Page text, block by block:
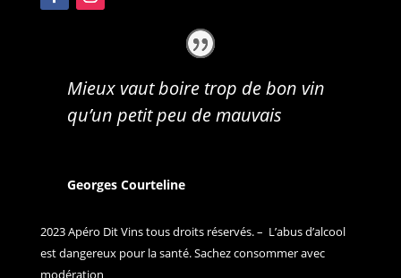
Mieux vaut boire trop de bon vin
qu’un petit peu de mauvais
Georges Courteline
2023 Apéro Dit Vins tous droits réservés. – L’abus d’alcool
est dangereux pour la santé. Sachez consommer avec